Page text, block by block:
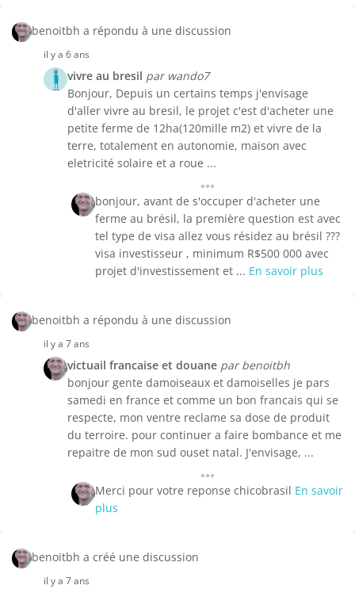
benoitbh a répondu à une discussion
il y a 6 ans
vivre au bresil par wando7
Bonjour, Depuis un certains temps j'envisage
d'aller vivre au bresil, le projet c'est d'acheter une
petite ferme de 12ha(120mille m2) et vivre de la
terre, totalement en autonomie, maison avec
eletricité solaire et a roue ...
bonjour, avant de s'occuper d'acheter une
ferme au brésil, la première question est avec
tel type de visa allez vous résidez au brésil ???
visa investisseur , minimum R$500 000 avec
projet d'investissement et ... En savoir plus
benoitbh a répondu à une discussion
il y a 7 ans
victuail francaise et douane par benoitbh
bonjour gente damoiseaux et damoiselles je pars
samedi en france et comme un bon francais qui se
respecte, mon ventre reclame sa dose de produit
du terroire. pour continuer a faire bombance et me
repaitre de mon sud ouset natal. J'envisage, ...
Merci pour votre reponse chicobrasil En savoir
plus
benoitbh a créé une discussion
il y a 7 ans